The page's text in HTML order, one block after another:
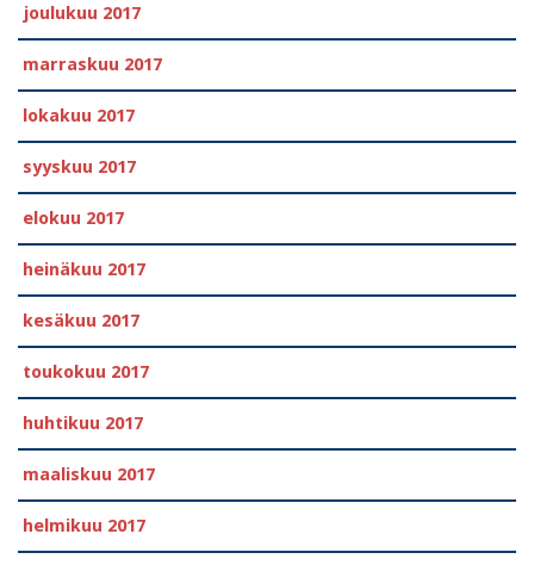
joulukuu 2017
marraskuu 2017
lokakuu 2017
syyskuu 2017
elokuu 2017
heinäkuu 2017
kesäkuu 2017
toukokuu 2017
huhtikuu 2017
maaliskuu 2017
helmikuu 2017